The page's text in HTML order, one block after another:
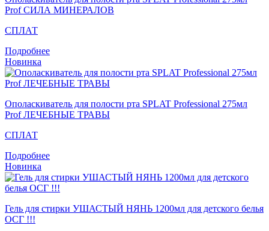
Prof СИЛА МИНЕРАЛОВ
СПЛАТ
Подробнее
Новинка
Ополаскиватель для полости рта SPLAT Professional 275мл
Prof ЛЕЧЕБНЫЕ ТРАВЫ
СПЛАТ
Подробнее
Новинка
Гель для стирки УШАСТЫЙ НЯНЬ 1200мл для детского белья
ОСГ !!!